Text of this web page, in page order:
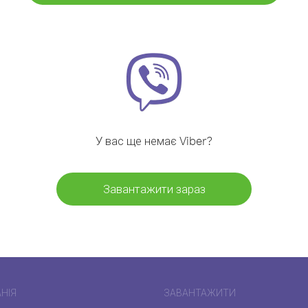
У вас ще немає Viber?
Завантажити зараз
ЗАВАНТАЖИТИ